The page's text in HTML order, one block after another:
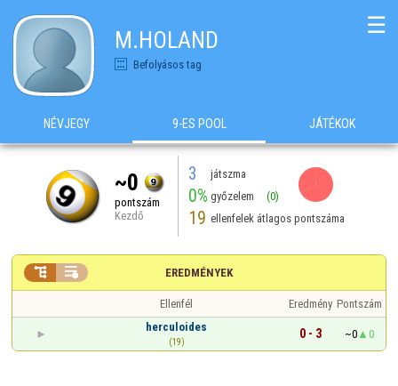
M.HOLAND
Befolyásos tag
☰
NÉVJEGY 9-ES POOL JÁTÉKOK
~0
pontszám
Kezdő
3 játszma
0% győzelem (0)
19 ellenfelek átlagos pontszáma
EREDMÉNYEK
 
Ellenfél Eredmény Pontszám
herculoides
(19)
0 - 3 ~0 0